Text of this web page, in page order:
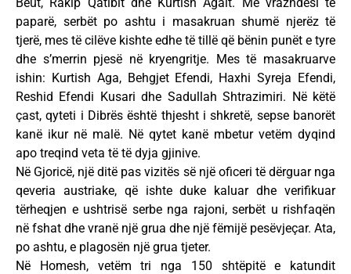
paparë, serbët po ashtu i masakruan shumë njerëz të
tjerë, mes të cilëve kishte edhe të tillë që bënin punët e tyre
dhe s’merrin pjesë në kryengritje. Mes të masakruarve
ishin: Kurtish Aga, Behgjet Efendi, Haxhi Syreja Efendi,
Reshid Efendi Kusari dhe Sadullah Shtrazimiri. Në këtë
çast, qyteti i Dibrës është thjesht i shkretë, sepse banorët
kanë ikur në malë. Në qytet kanë mbetur vetëm dyqind
apo treqind veta të të dyja gjinive.
Në Gjoricë, një ditë pas vizitës së një oficeri të dërguar nga
qeveria austriake, që ishte duke kaluar dhe verifikuar
tërheqjen e ushtrisë serbe nga rajoni, serbët u rishfaqën
në fshat dhe vranë një grua dhe një fëmijë pesëvjeçar. Ata,
po ashtu, e plagosën një grua tjeter.
Në Homesh, vetëm tri nga 150 shtëpitë e katundit